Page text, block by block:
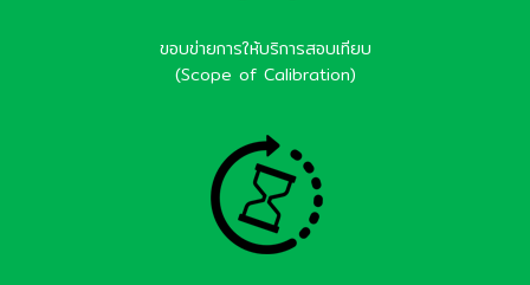
ขอบข่ายการให้บริการสอบเทียบ
(Scope of Calibration)